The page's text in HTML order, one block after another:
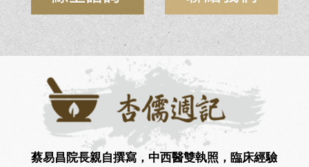
蔡易昌院長親自撰寫，中西醫雙執照，臨床經驗